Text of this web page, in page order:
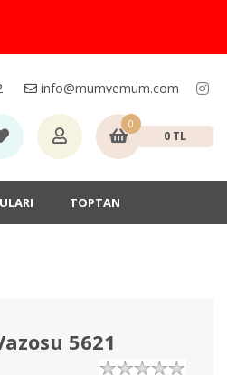
info@mumvemum.com
0
0 TL
TOPTAN
5621